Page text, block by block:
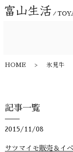
HOME 氷見牛
記事一覧
2015/11/08
サツマイモ販売＆イ